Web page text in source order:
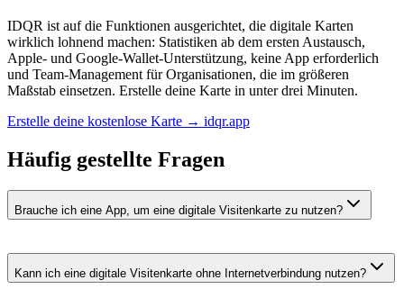
IDQR ist auf die Funktionen ausgerichtet, die digitale Karten
wirklich lohnend machen: Statistiken ab dem ersten Austausch,
Apple- und Google-Wallet-Unterstützung, keine App erforderlich
und Team-Management für Organisationen, die im größeren
Maßstab einsetzen. Erstelle deine Karte in unter drei Minuten.
Erstelle deine kostenlose Karte → idqr.app
Häufig gestellte Fragen
Brauche ich eine App, um eine digitale Visitenkarte zu nutzen?
Kann ich eine digitale Visitenkarte ohne Internetverbindung nutzen?